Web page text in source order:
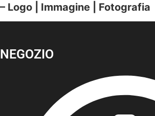
– Logo | Immagine | Fotografia
NEGOZIO